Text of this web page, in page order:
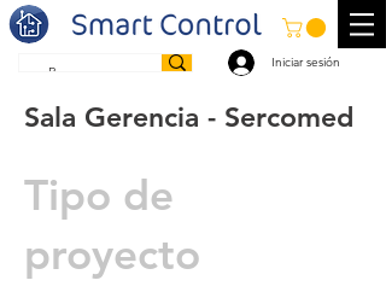
Iniciar sesión
Sala Gerencia - Sercomed
Tipo de
proyecto